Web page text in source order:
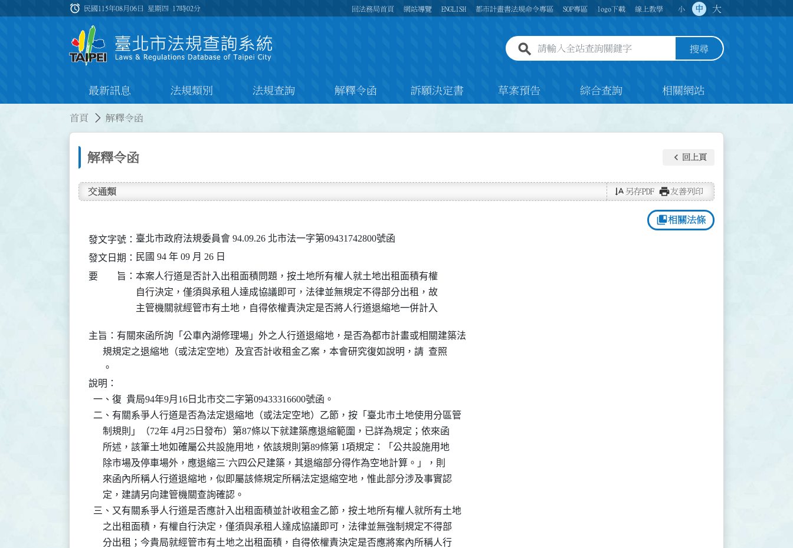
:::
alarm 民國115年08月06日 星期四 17時02分 回法務局首頁 網站導覽 ENGLISH 都市計畫書法規命令專區 SOP專區 logo下載 線上教學 小 中 大
全站查詢關鍵字欄位 搜尋
最新訊息 法規類別 法規查詢 解釋令函 訴願決定書 草案預告 綜合查詢 相關網站
首頁 解釋令函
解釋令函 keyboard_arrow_left 回上頁
交通類 text_rotate_vertical 另存PDF print友善列印
collections_bookmark相關法條
發文字號： 臺北市政府法規委員會 94.09.26 北市法一字第09431742800號函
發文日期： 民國 94 年 09 月 26 日
要 旨： 本案人行道是否計入出租面積問題，按土地所有權人就土地出租面積有權
自行決定，僅須與承租人達成協議即可，法律並無規定不得部分出租，故
主管機關就經管市有土地，自得依權責決定是否將人行道退縮地一併計入
主旨：有關來函所詢「公車內湖修理場」外之人行道退縮地，是否為都市計畫或相關建築法
      規規定之退縮地（或法定空地）及宜否計收租金乙案，本會研究復如說明，請  查照
      。
說明：
  一、復  貴局94年9月16日北市交二字第09433316600號函。
  二、有關系爭人行道是否為法定退縮地（或法定空地）乙節，按「臺北市土地使用分區管
      制規則」（72年 4月25日發布）第87條以下就建築應退縮範圍，已詳為規定；依來函
      所述，該筆土地如確屬公共設施用地，依該規則第89條第 1項規定：「公共設施用地
      除市場及停車場外，應退縮三˙六四公尺建築，其退縮部分得作為空地計算。」，則
      來函內所稱人行道退縮地，似即屬該條規定所稱法定退縮空地，惟此部分涉及事實認
      定，建請另向建管機關查詢確認。
  三、又有關系爭人行道是否應計入出租面積並計收租金乙節，按土地所有權人就所有土地
      之出租面積，有權自行決定，僅須與承租人達成協議即可，法律並無強制規定不得部
      分出租；今貴局就經管市有土地之出租面積，自得依權責決定是否應將案內所稱人行